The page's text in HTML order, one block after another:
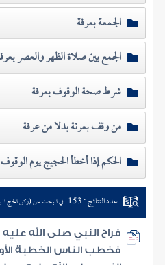
الجمعة بعرفة
الجمع بين صلاة الظهر والعصر
شرط صحة الوقوف بعرفة
من وقف بعرنة بدلا من عرفة
الحكم إذا أخطأ الحجيج يوم الوقوف
عدد النتائج : 153 في البحث عن (ركن الحج
فراح النبي صلى الله
فخطب الناس الخطبة